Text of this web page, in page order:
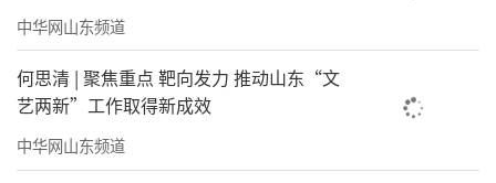
中华网山东频道
何思清 | 聚焦重点 靶向发力 推动山东“文
艺两新”工作取得新成效
中华网山东频道